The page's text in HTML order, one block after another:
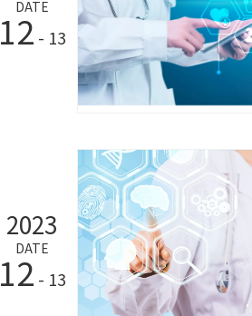
DATE
12 - 13
2023
DATE
12 - 13